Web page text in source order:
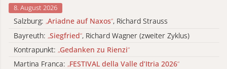
8. August 2026
Salzburg: „Ariadne auf Naxos“, Richard Strauss
Bayreuth: „Siegfried“, Richard Wagner (zweiter Zyklus)
Kontrapunkt: „Gedanken zu Rienzi“
Martina Franca: „FESTIVAL della Valle d’Itria 2026“